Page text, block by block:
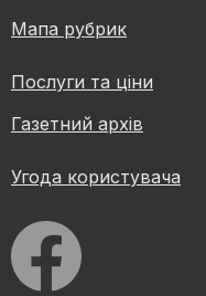
Мапа рубрик
Послуги та ціни
Газетний архів
Угода користувача